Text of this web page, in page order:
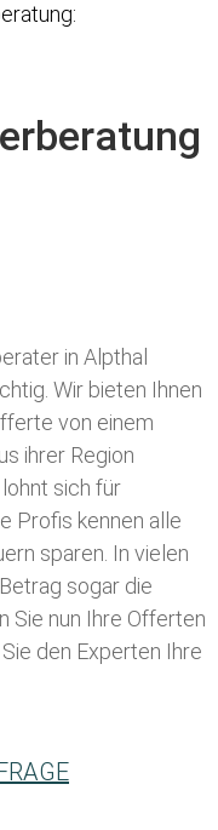
in Alpthal
Wir bieten Ihnen
von einem
ihrer Region
lohnt sich für
Profis kennen alle
sparen. In vielen
sogar die
Sie nun Ihre Offerten
den Experten Ihre